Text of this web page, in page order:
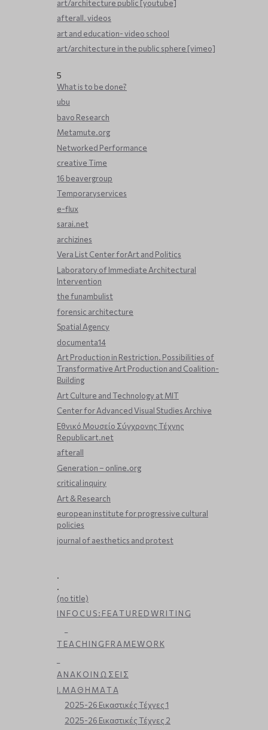
art/architecture public [youtube]
afterall. videos
art and education- video school
art/architecture in the public sphere [vimeo]
5
What is to be done?
ubu
bavo Research
Metamute.org
Networked Performance
creative Time
16 beavergroup
Temporaryservices
e-flux
sarai.net
archizines
Vera List Center forArt and Politics
Laboratory of Immediate Architectural
Intervention
the funambulist
forensic architecture
Spatial Agency
documenta14
Art Production in Restriction. Possibilities of
Transformative Art Production and Coalition-
Building
Art Culture and Technology at MIT
Center for Advanced Visual Studies Archive
Εθνικό Μουσείο Σύγχρονης Τέχνης
Republicart.net
afterall
Generation – online.org
critical inquiry
Art & Research
european institute for progressive cultural
policies
journal of aesthetics and protest
.
.
(no title)
I N F O C U S : F E A T U R E D W R I T I N G
T E A C H I N G F R A M E W O R K
Α Ν Α Κ Ο Ι Ν Ω Σ Ε Ι Σ
Ι. Μ Α Θ Η Μ Α Τ Α
2025-26 Εικαστικές Τέχνες 1
2025-26 Εικαστικές Τέχνες 2